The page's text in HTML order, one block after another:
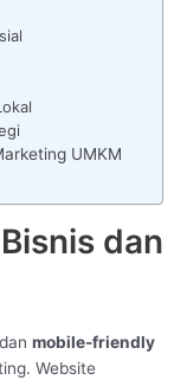
UMKM
dan
mobile-friendly
Website